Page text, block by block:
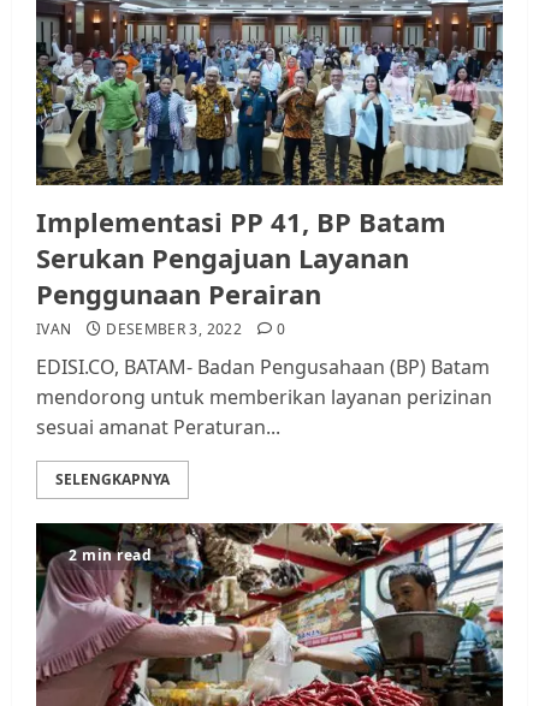
Implementasi PP 41, BP Batam
Serukan Pengajuan Layanan
Penggunaan Perairan
IVAN DESEMBER 3, 2022 0
EDISI.CO, BATAM- Badan Pengusahaan (BP) Batam
mendorong untuk memberikan layanan perizinan
sesuai amanat Peraturan...
SELENGKAPNYA
2 min read